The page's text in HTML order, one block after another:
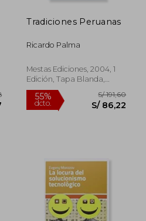
Tradiciones Peruanas
Ricardo Palma
Mestas Ediciones, 2004, 1
Edición, Tapa Blanda,
Usado